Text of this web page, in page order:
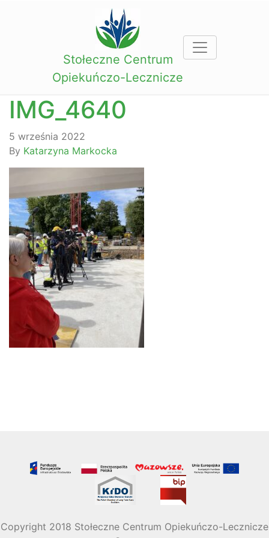
Stołeczne Centrum
Opiekuńczo-Lecznicze
IMG_4640
5 września 2022
By Katarzyna Markocka
Copyright 2018 Stołeczne Centrum Opiekuńczo-Lecznicze